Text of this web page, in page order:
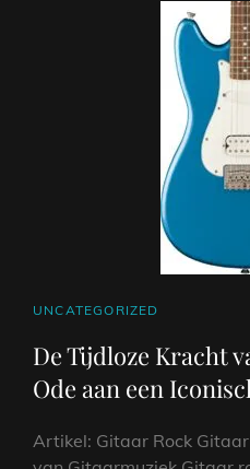
CAT
UNCATEGORIZED
De Tijdloze Kracht
Ode aan een
Artikel: Gitaar Rock